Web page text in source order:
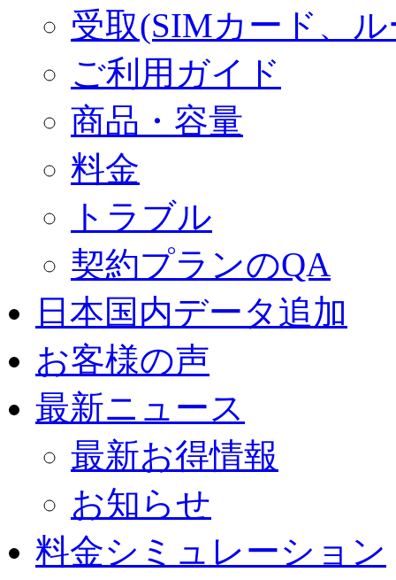
受取(SIMカード、
ご利用ガイド
商品・容量
料金
トラブル
契約プランのQA
日本国内データ追加
お客様の声
最新ニュース
最新お得情報
お知らせ
料金シミュレーション